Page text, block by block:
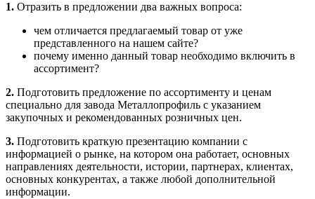
1. Отразить в предложении два важных вопроса:
чем отличается предлагаемый товар от уже
представленного на нашем сайте?
почему именно данный товар необходимо включить в
ассортимент?
2. Подготовить предложение по ассортименту и ценам
специально для завода Металлопрофиль с указанием
закупочных и рекомендованных розничных цен.
3. Подготовить краткую презентацию компании с
информацией о рынке, на котором она работает, основных
направлениях деятельности, истории, партнерах, клиентах,
основных конкурентах, а также любой дополнительной
информации.